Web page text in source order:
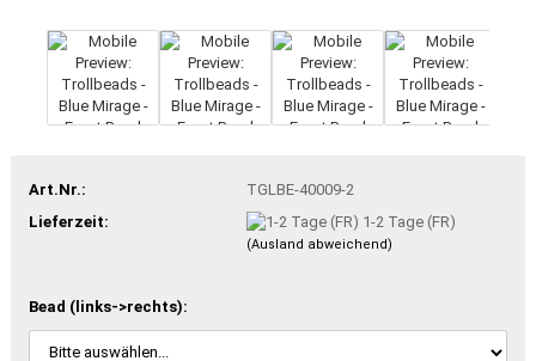
Art.Nr.:
TGLBE-40009-2
Lieferzeit:
1-2 Tage (FR)
(Ausland abweichend)
Bead (links->rechts):